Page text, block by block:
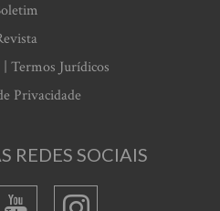
Termos Jurídicos
Privacidade
REDES SOCIAIS